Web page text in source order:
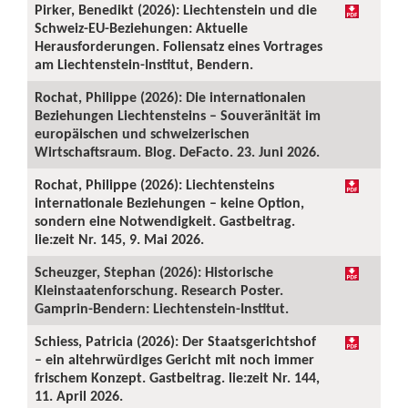
Pirker, Benedikt (2026): Liechtenstein und die
Schweiz-EU-Beziehungen: Aktuelle
Herausforderungen. Foliensatz eines Vortrages
am Liechtenstein-Institut, Bendern.
Rochat, Philippe (2026): Die internationalen
Beziehungen Liechtensteins – Souveränität im
europäischen und schweizerischen
Wirtschaftsraum. Blog. DeFacto. 23. Juni 2026.
Rochat, Philippe (2026): Liechtensteins
internationale Beziehungen – keine Option,
sondern eine Notwendigkeit. Gastbeitrag.
lie:zeit Nr. 145, 9. Mai 2026.
Scheuzger, Stephan (2026): Historische
Kleinstaatenforschung. Research Poster.
Gamprin-Bendern: Liechtenstein-Institut.
Schiess, Patricia (2026): Der Staatsgerichtshof
– ein altehrwürdiges Gericht mit noch immer
frischem Konzept. Gastbeitrag. lie:zeit Nr. 144,
11. April 2026.